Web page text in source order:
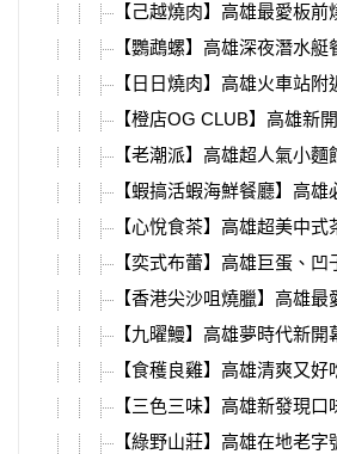
【己越燒肉】高雄最愛板
【鸚鵡螺】高雄深夜潛水
【日日燒肉】高雄火車站
【橙店OG CLUB】高雄新
【老潮派】高雄超人氣小
【蝦搞活蝦海鮮餐廳】高
【心悅食茶】高雄超美中
【奕式布蕾】高雄巨蛋、
【香港尖沙咀燒臘】高雄
【九曜鰻】高雄夢時代新
【食穫良雞】高雄清爽又
【三色三味】高雄新發現
【綠野山莊】高雄在地老